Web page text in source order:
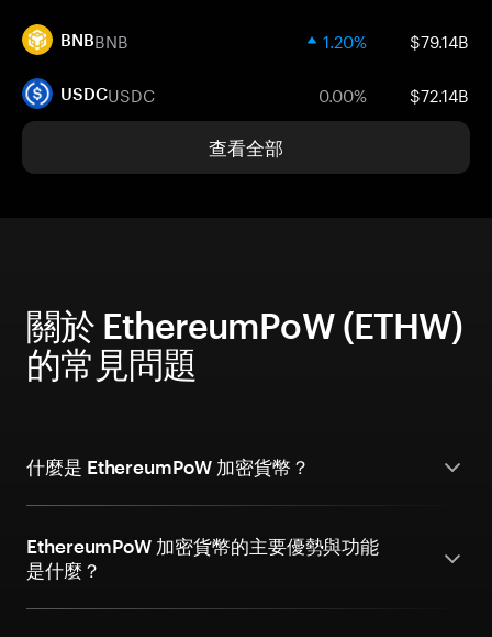
BNBBNB 1.20% $79.14B
USDCUSDC 0.00% $72.14B
查看全部
關於 EthereumPoW (ETHW)
的常見問題
什麼是 EthereumPoW 加密貨幣？
EthereumPoW 加密貨幣的主要優勢與功能
是什麼？